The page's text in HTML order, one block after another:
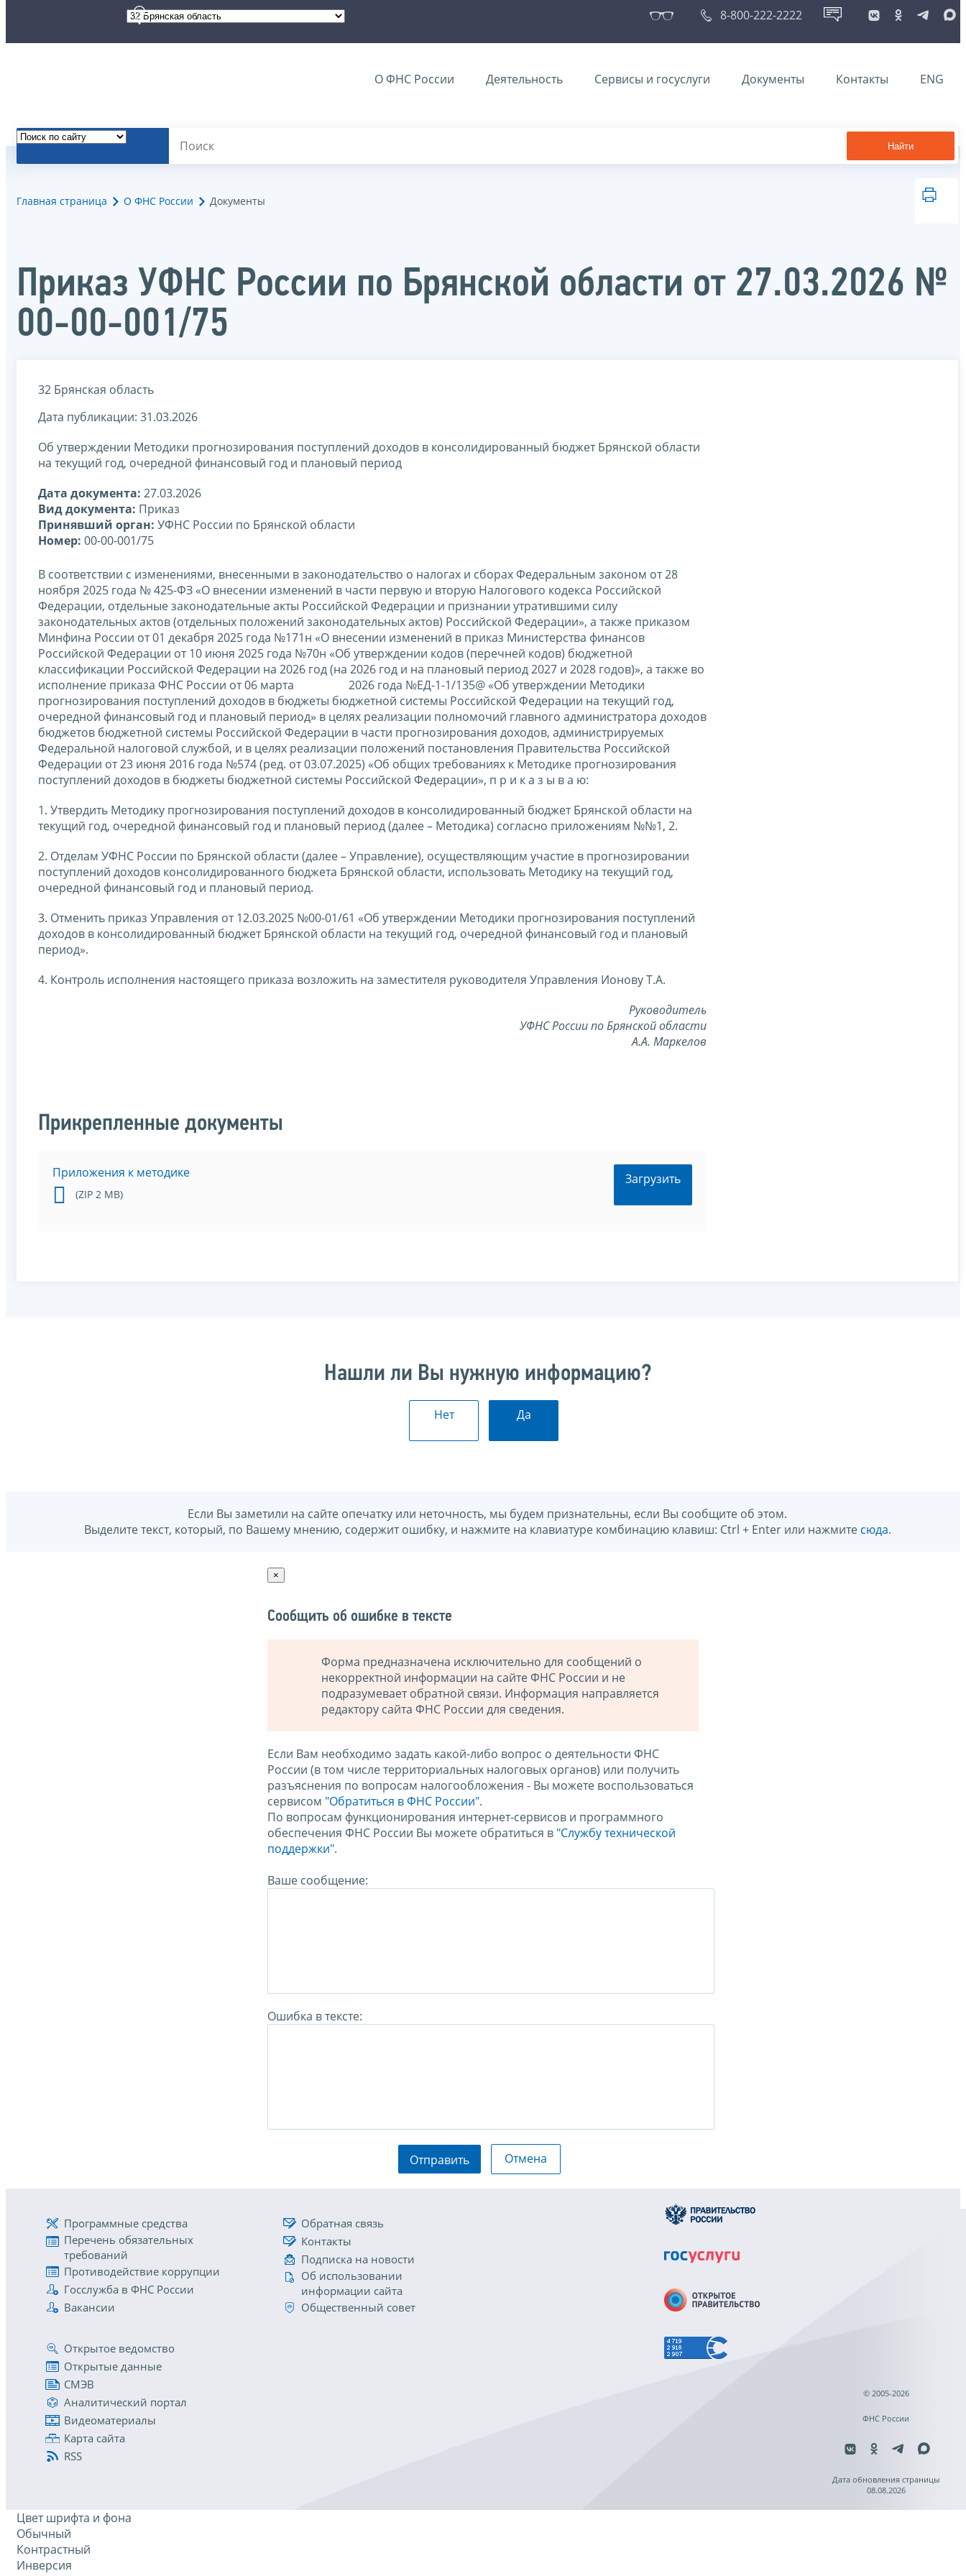
8-800-222-2222
О ФНС России Деятельность Сервисы и госуслуги Документы Контакты ENG
Найти
Главная страница О ФНС России Документы
Приказ УФНС России по Брянской области от 27.03.2026 №
00-00-001/75
32 Брянская область
Дата публикации: 31.03.2026
Об утверждении Методики прогнозирования поступлений доходов в консолидированный бюджет Брянской области
на текущий год, очередной финансовый год и плановый период
Дата документа: 27.03.2026
Вид документа: Приказ
Принявший орган: УФНС России по Брянской области
Номер: 00-00-001/75
В соответствии с изменениями, внесенными в законодательство о налогах и сборах Федеральным законом от 28
ноября 2025 года № 425-ФЗ «О внесении изменений в части первую и вторую Налогового кодекса Российской
Федерации, отдельные законодательные акты Российской Федерации и признании утратившими силу
законодательных актов (отдельных положений законодательных актов) Российской Федерации», а также приказом
Минфина России от 01 декабря 2025 года №171н «О внесении изменений в приказ Министерства финансов
Российской Федерации от 10 июня 2025 года №70н «Об утверждении кодов (перечней кодов) бюджетной
классификации Российской Федерации на 2026 год (на 2026 год и на плановый период 2027 и 2028 годов)», а также во
исполнение приказа ФНС России от 06 марта 2026 года №ЕД-1-1/135@ «Об утверждении Методики
прогнозирования поступлений доходов в бюджеты бюджетной системы Российской Федерации на текущий год,
очередной финансовый год и плановый период» в целях реализации полномочий главного администратора доходов
бюджетов бюджетной системы Российской Федерации в части прогнозирования доходов, администрируемых
Федеральной налоговой службой, и в целях реализации положений постановления Правительства Российской
Федерации от 23 июня 2016 года №574 (ред. от 03.07.2025) «Об общих требованиях к Методике прогнозирования
поступлений доходов в бюджеты бюджетной системы Российской Федерации», п р и к а з ы в а ю:
1. Утвердить Методику прогнозирования поступлений доходов в консолидированный бюджет Брянской области на
текущий год, очередной финансовый год и плановый период (далее – Методика) согласно приложениям №№1, 2.
2. Отделам УФНС России по Брянской области (далее – Управление), осуществляющим участие в прогнозировании
поступлений доходов консолидированного бюджета Брянской области, использовать Методику на текущий год,
очередной финансовый год и плановый период.
3. Отменить приказ Управления от 12.03.2025 №00-01/61 «Об утверждении Методики прогнозирования поступлений
доходов в консолидированный бюджет Брянской области на текущий год, очередной финансовый год и плановый
период».
4. Контроль исполнения настоящего приказа возложить на заместителя руководителя Управления Ионову Т.А.
Руководитель
УФНС России по Брянской области
А.А. Маркелов
Прикрепленные документы
Приложения к методике
(ZIP 2 MB)
Загрузить
Нашли ли Вы нужную информацию?
Нет Да
Если Вы заметили на сайте опечатку или неточность, мы будем признательны, если Вы сообщите об этом.
Выделите текст, который, по Вашему мнению, содержит ошибку, и нажмите на клавиатуре комбинацию клавиш: Ctrl + Enter или нажмите сюда.
×
Сообщить об ошибке в тексте
Форма предназначена исключительно для сообщений о
некорректной информации на сайте ФНС России и не
подразумевает обратной связи. Информация направляется
редактору сайта ФНС России для сведения.
Если Вам необходимо задать какой-либо вопрос о деятельности ФНС
России (в том числе территориальных налоговых органов) или получить
разъяснения по вопросам налогообложения - Вы можете воспользоваться
сервисом "Обратиться в ФНС России".
По вопросам функционирования интернет-сервисов и программного
обеспечения ФНС России Вы можете обратиться в "Службу технической
поддержки".
Ваше сообщение:
Ошибка в тексте:
Отправить Отмена
Программные средства
Перечень обязательных
требований
Противодействие коррупции
Госслужба в ФНС России
Вакансии
Обратная связь
Контакты
Подписка на новости
Об использовании
информации сайта
Общественный совет
Открытое ведомство
Открытые данные
СМЭВ
Аналитический портал
Видеоматериалы
Карта сайта
RSS
© 2005-2026
ФНС России
Дата обновления страницы
08.08.2026
Цвет шрифта и фона
Обычный
Контрастный
Инверсия